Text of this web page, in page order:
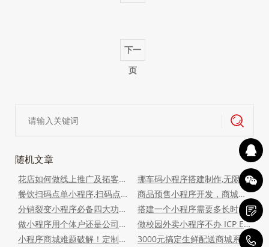
下一
页
随机文章
花店如何做线上推广及拓客？鲜花店老板用鲜花小程序卖鲜花？
挪车码小程序搭建制作,无限生成挪车贴,扫码挪车小程序
餐饮扫码点单小程序,扫码点单小程序
商品预售小程序开发，商城预售功能#预售小程序开发
分销裂变小程序必备四大功能,做分销裂变小程序需要什么功能
搭建一个小程序需要多长时间呢？关键看开发方式
做小程序用个体户还是公司营业执照
做校园外卖小程序不办 ICP EDI 行不行？
小程序商城难题破解！定制化方案打通获客运营全流程
3000元搞定生鲜配送商城系统，灵活破局业务难题